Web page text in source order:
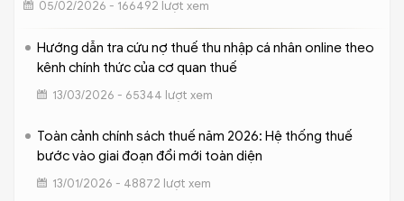
05/02/2026 - 166492 lượt xem
Hướng dẫn tra cứu nợ thuế thu nhập cá nhân online theo
kênh chính thức của cơ quan thuế
13/03/2026 - 65344 lượt xem
Toàn cảnh chính sách thuế năm 2026: Hệ thống thuế
bước vào giai đoạn đổi mới toàn diện
13/01/2026 - 48872 lượt xem